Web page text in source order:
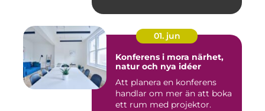
01. jun
Konferens i mora närhet,
natur och nya idéer
Att planera en konferens
handlar om mer än att boka
ett rum med projektor.